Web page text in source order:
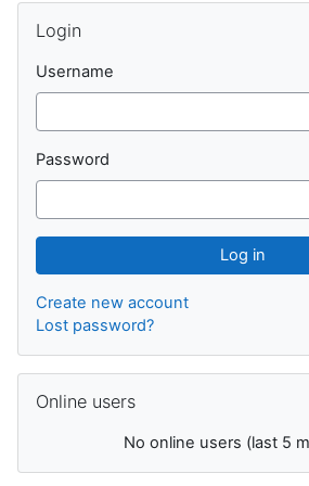
Login
Username
Password
Create new account
Lost password?
Online users
No online users (last 5